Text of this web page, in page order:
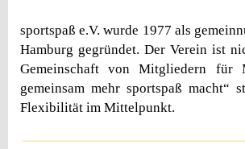
sportspaß e.V. wurde 1977 als
Hamburg gegründet. Der Verein ist
Gemeinschaft von Mitgliedern
gemeinsam mehr sportspaß macht“
Flexibilität im Mittelpunkt.